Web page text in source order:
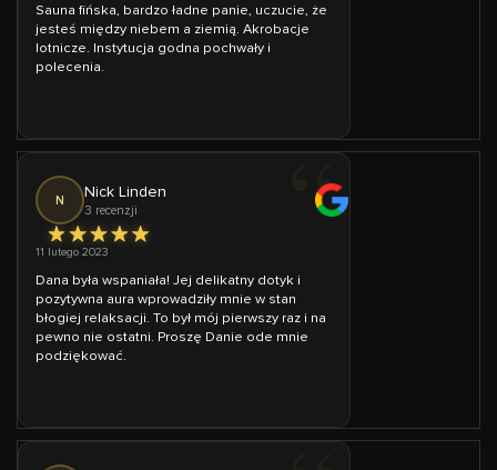
Sauna fińska, bardzo ładne panie, uczucie, że
jesteś między niebem a ziemią. Akrobacje
lotnicze. Instytucja godna pochwały i
polecenia.
N Nick Linden
3 recenzji
11 lutego 2023
Dana była wspaniała! Jej delikatny dotyk i
pozytywna aura wprowadziły mnie w stan
błogiej relaksacji. To był mój pierwszy raz i na
pewno nie ostatni. Proszę Danie ode mnie
podziękować.